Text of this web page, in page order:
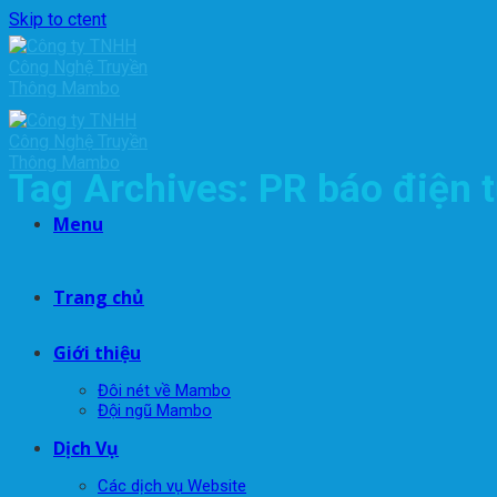
Skip to ctent
Menu
Trang chủ
Giới thiệu
Đôi nét về Mambo
Đội ngũ Mambo
Dịch Vụ
Các dịch vụ Website
Tag Archives: PR báo điện